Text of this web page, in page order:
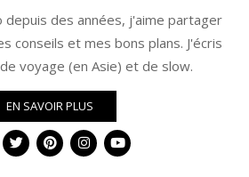
depuis des années, j'aime partager
conseils et mes bons plans. J'écris
voyage (en Asie) et de slow.
EN SAVOIR PLUS